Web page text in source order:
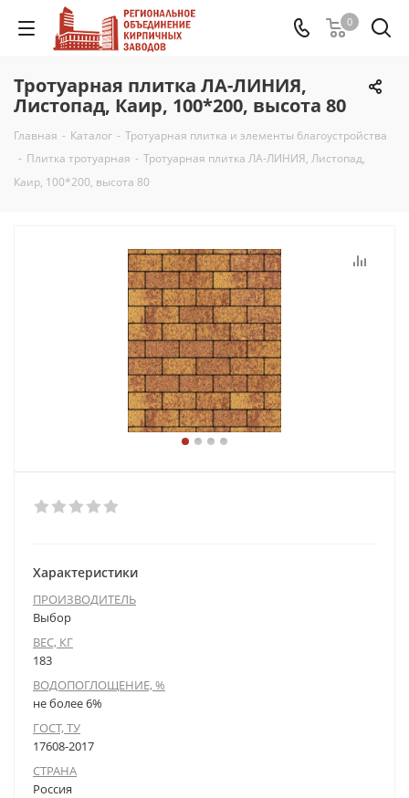
0
Тротуарная плитка ЛА-ЛИНИЯ,
Листопад, Каир, 100*200, высота 80
Главная - Каталог - Тротуарная плитка и элементы благоустройства
- Плитка тротуарная - Тротуарная плитка ЛА-ЛИНИЯ, Листопад,
Каир, 100*200, высота 80
Характеристики
ПРОИЗВОДИТЕЛЬ
Выбор
ВЕС, КГ
183
ВОДОПОГЛОЩЕНИЕ, %
не более 6%
ГОСТ, ТУ
17608-2017
СТРАНА
Россия